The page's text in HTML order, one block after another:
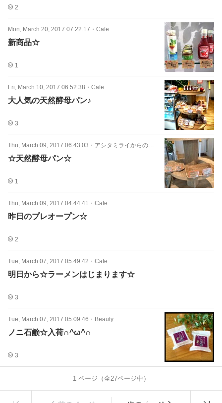
2
Mon, March 20, 2017 07:22:17 ・ Cafe
新商品☆
1
Fri, March 10, 2017 06:52:38 ・ Cafe
大人気の天然酵母パン♪
3
Thu, March 09, 2017 06:43:03 ・ アシタミライからのお知らせ
☆天然酵母パン☆
1
Thu, March 09, 2017 04:44:41 ・ Cafe
昨日のプレオープン☆
2
Tue, March 07, 2017 05:49:42 ・ Cafe
明日から☆ラーメンはじまります☆
3
Tue, March 07, 2017 05:09:46 ・ Beauty
ノニ石鹸☆入荷∩^ω^∩
3
1ページ（全27ページ中）